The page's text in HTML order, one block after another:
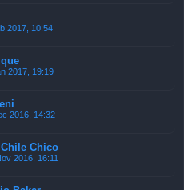
2017, 10:54
2017, 19:19
2016, 14:32
Chico
2016, 16:11